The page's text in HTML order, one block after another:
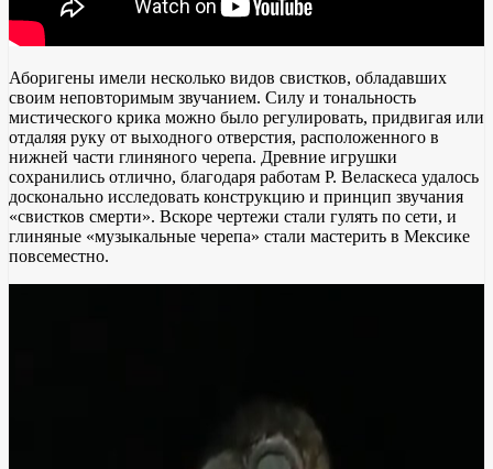
Аборигены имели несколько видов свистков, обладавших
своим неповторимым звучанием. Силу и тональность
мистического крика можно было регулировать, придвигая или
отдаляя руку от выходного отверстия, расположенного в
нижней части глиняного черепа. Древние игрушки
сохранились отлично, благодаря работам Р. Веласкеса удалось
досконально исследовать конструкцию и принцип звучания
«свистков смерти». Вскоре чертежи стали гулять по сети, и
глиняные «музыкальные черепа» стали мастерить в Мексике
повсеместно.